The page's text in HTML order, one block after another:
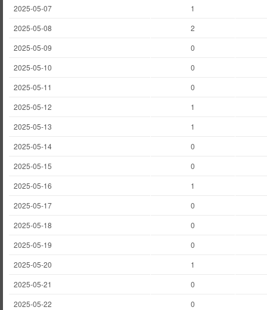
2025-05-07
1
2025-05-08
2
2025-05-09
0
2025-05-10
0
2025-05-11
0
2025-05-12
1
2025-05-13
1
2025-05-14
0
2025-05-15
0
2025-05-16
1
2025-05-17
0
2025-05-18
0
2025-05-19
0
2025-05-20
1
2025-05-21
0
2025-05-22
0